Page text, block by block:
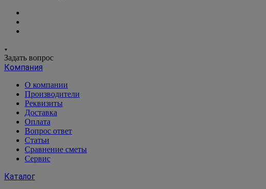
Задать вопрос
Компания
О компании
Производители
Реквизиты
Доставка
Оплата
Вопрос ответ
Статьи
Сравнение сметы
Сервис
Каталог